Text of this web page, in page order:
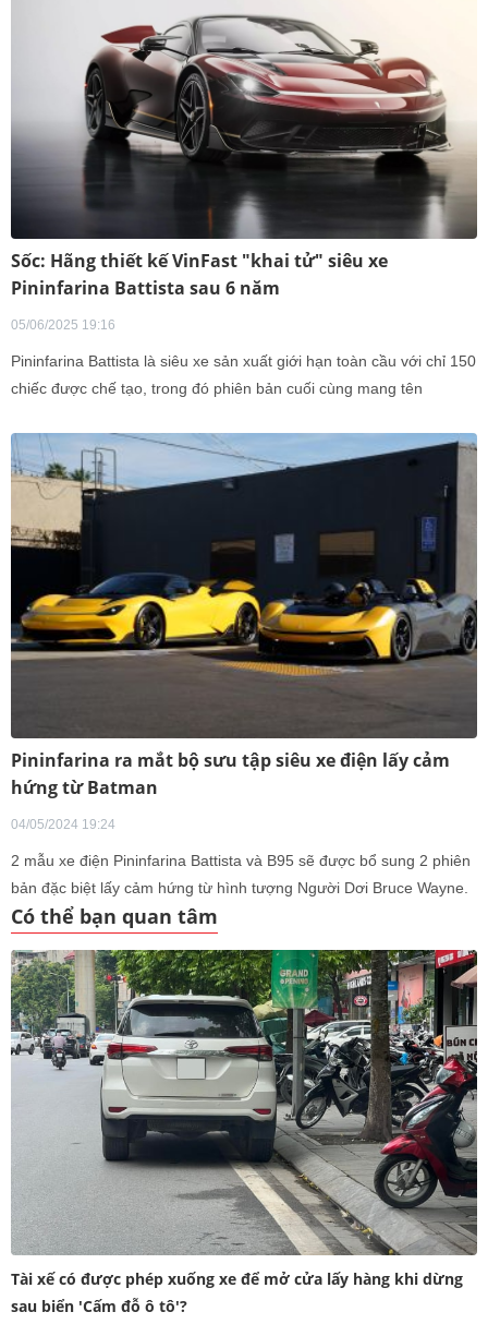
Sốc: Hãng thiết kế VinFast "khai tử" siêu xe
Pininfarina Battista sau 6 năm
05/06/2025 19:16
Pininfarina Battista là siêu xe sản xuất giới hạn toàn cầu với chỉ 150
chiếc được chế tạo, trong đó phiên bản cuối cùng mang tên
Pininfarina ra mắt bộ sưu tập siêu xe điện lấy cảm
hứng từ Batman
04/05/2024 19:24
2 mẫu xe điện Pininfarina Battista và B95 sẽ được bổ sung 2 phiên
bản đặc biệt lấy cảm hứng từ hình tượng Người Dơi Bruce Wayne.
Có thể bạn quan tâm
Tài xế có được phép xuống xe để mở cửa lấy hàng khi dừng
sau biển 'Cấm đỗ ô tô'?